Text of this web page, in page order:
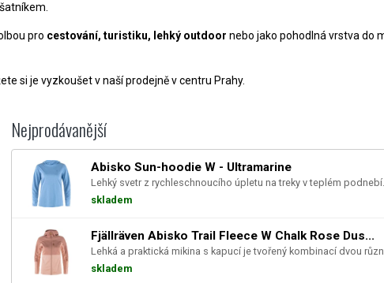
pro cestování, turistiku, lehký outdoor nebo jako pohodlná vrstva do
si je vyzkoušet v naší prodejně v centru Prahy.
Nejprodávanější
Abisko Sun-hoodie W - Ultramarine
Lehký svetr z rychleschnoucího úpletu na treky v teplém podnebí.
skladem
Fjällräven Abisko Trail Fleece W Chalk Rose Dus...
Lehká a praktická mikina s kapucí je tvořený kombinací dvou
skladem